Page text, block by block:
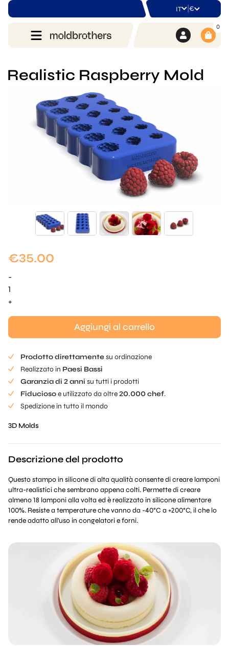
IT | €
0
Realistic Raspberry Mold
€35.00
-
Quantità
realistica
Mold
+
Aggiungi al carrello
Prodotto direttamentesu ordinazione
Realizzato in Paesi Bassi
Garanzia di 2 anni su tutti i prodotti
Fiduciosoe utilizzato da oltre20.000 chef.
Spedizione in tutto il mondo
3D Molds
Descrizione del prodotto
Questo stampo in silicone di alta qualità consente di creare lamponi
ultra-realistici che sembrano appena colti. Permette di creare
almeno 18 lamponi alla volta ed è realizzato in silicone alimentare
100%. Resiste a temperature che vanno da -40°C a +200°C, il che lo
rende adatto all'uso in congelatori e forni.